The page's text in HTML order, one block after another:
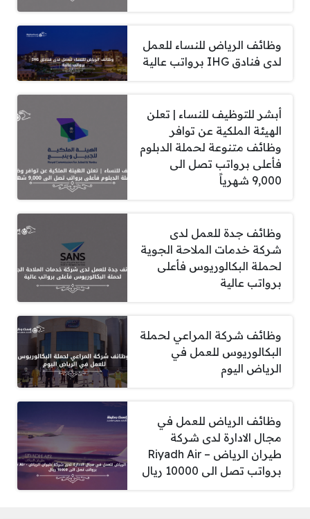
وظائف الرياض للنساء للعمل
لدى فنادق IHG برواتب عالية
أبشر للتوظيف للنساء | تعلن
الهيئة الملكية عن توافر
وظائف متنوعة لحملة الدبلوم
فأعلى برواتب تصل الى
9,000 شهرياً
وظائف جدة للعمل لدى
شركة خدمات الملاحة الجوية
لحملة البكالوريوس فأعلى
برواتب عالية
وظائف شركة المراعي لحملة
البكالوريوس للعمل في
الرياض اليوم
وظائف الرياض للعمل في
مجال الادارة لدى شركة
طيران الرياض – Riyadh Air
برواتب تصل الى 10000 ريال